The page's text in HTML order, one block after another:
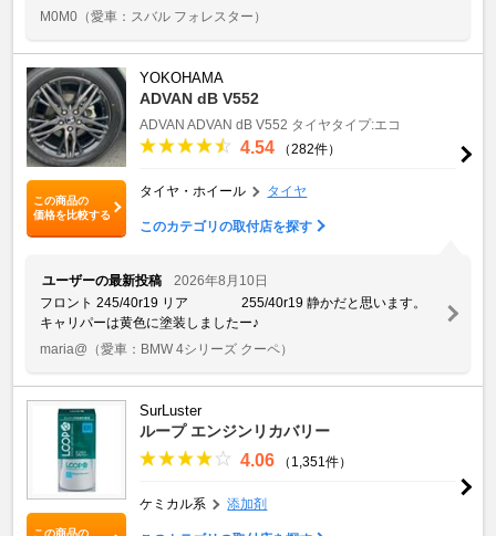
M0M0 （愛車：スバル フォレスター）
この商品の
価格を比較する
YOKOHAMA
ADVAN dB V552
ADVAN ADVAN dB V552 タイヤタイプ:エコ
4.54 （282件）
タイヤ・ホイール タイヤ
このカテゴリの取付店を探す
ユーザーの最新投稿
2026年8月10日
フロント 245/40r19 リア 255/40r19 静かだと思います。
キャリパーは黄色に塗装しましたー♪
maria@ （愛車：BMW 4シリーズ クーペ）
この商品の
SurLuster
ループ エンジンリカバリー
4.06 （1,351件）
ケミカル系 添加剤